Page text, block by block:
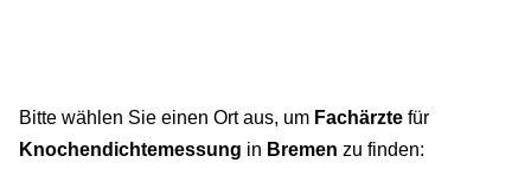
Bitte wählen Sie einen Ort aus, um Fachärzte für
Knochendichtemessung in Bremen zu finden: